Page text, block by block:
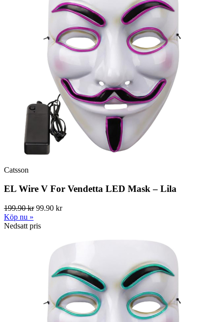
Catsson
EL Wire V For Vendetta LED Mask – Lila
199.90 kr99.90 kr
Köp nu »
Nedsatt pris